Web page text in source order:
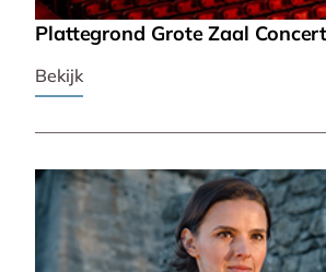
Plattegrond Grote Zaal
Bekijk